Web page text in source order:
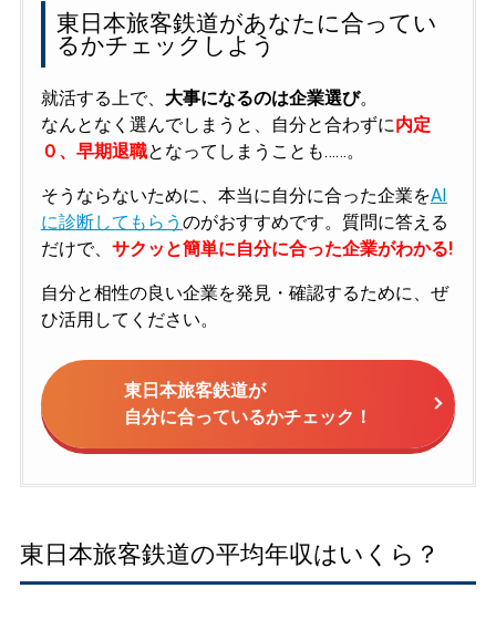
東日本旅客鉄道があなたに合ってい
るかチェックしよう
就活する上で、 大事になるのは企業選び。
なんとなく選んでしまうと、自分と合わずに内定
０、早期退職となってしまうことも……。
そうならないために、本当に自分に合った企業をAI
に診断してもらう のがおすすめです。質問に答える
だけで、 サクッと簡単に自分に合った企業がわかる!
自分と相性の良い企業を発見・確認するために、ぜ
ひ活用してください。
東日本旅客鉄道が
自分に合っているかチェック！
東日本旅客鉄道の平均年収はいくら？